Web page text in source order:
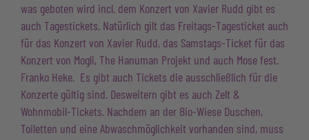
was geboten wird incl. dem Konzert von Xavier Rudd gibt es
auch Tagestickets. Natürlich gilt das Freitags-Tagesticket auch
für das Konzert von Xavier Rudd, das Samstags-Ticket für das
Konzert von Mogli, The Hanuman Projekt und auch Mose fest.
Franko Heke. Es gibt auch Tickets die ausschließlich für die
Konzerte gültig sind. Desweitern gibt es auch Zelt &
Wohnmobil-Tickets. Nachdem an der Bio-Wiese Duschen,
Toiletten und eine Abwaschmöglichkeit vorhanden sind, muss